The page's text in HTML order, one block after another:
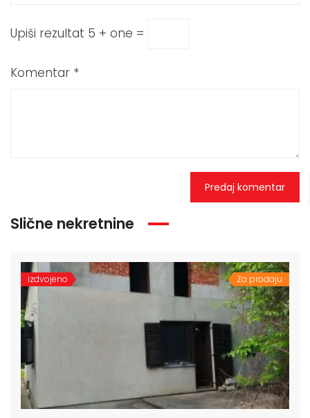
Upiši rezultat 5 + one =
Komentar *
Slične nekretnine
izdvojeno Za prodaju